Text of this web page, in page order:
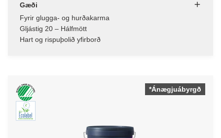
Gæði
Fyrir glugga- og hurðakarma
Gljástig 20 – Hálfmött
Hart og rispuþolið yfirborð
*Ánægjuábyrgð